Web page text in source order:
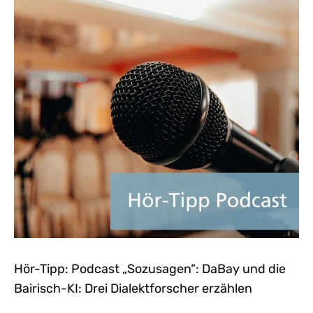
Hör-Tipp: Podcast „Sozusagen“: DaBay und die
Bairisch-KI: Drei Dialektforscher erzählen